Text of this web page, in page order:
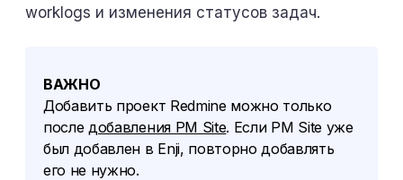
worklogs и изменения статусов задач.
ВАЖНО
Добавить проект Redmine можно только
последобавления PM Site. Если PM Site уже
был добавлен в Enji, повторно добавлять
его не нужно.